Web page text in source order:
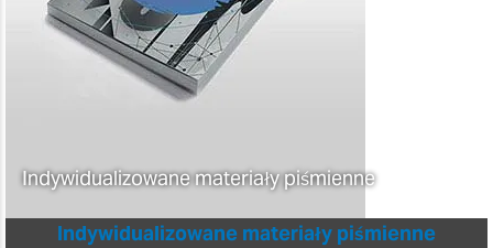
Indywidualizowane materiały piśmienne
Indywidualizowane materiały piśmienne